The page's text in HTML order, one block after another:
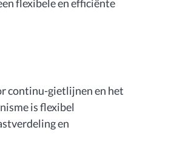
flexibele en efficiënte
continu-gietlijnen en het
is flexibel
en